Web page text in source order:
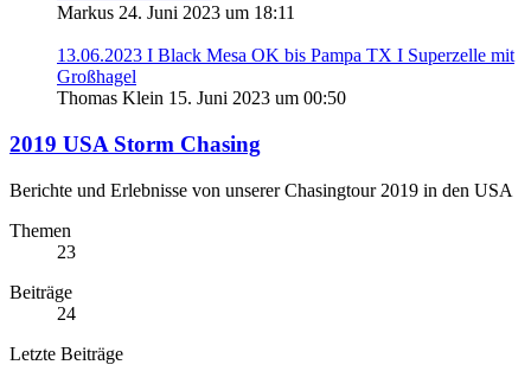
Markus 24. Juni 2023 um 18:11
13.06.2023 I Black Mesa OK bis Pampa TX I Superzelle mit
Großhagel
Thomas Klein 15. Juni 2023 um 00:50
2019 USA Storm Chasing
Berichte und Erlebnisse von unserer Chasingtour 2019 in den USA
Themen
23
Beiträge
24
Letzte Beiträge